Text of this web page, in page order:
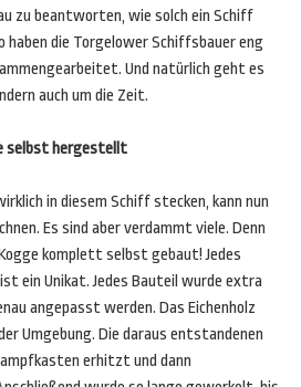
zu beantworten, wie solch ein Schiff
haben die Torgelower Schiffsbauer eng
Und natürlich geht es
auch um die Zeit.
selbst hergestellt
in diesem Schiff stecken, kann nun
Es sind aber verdammt viele. Denn
komplett selbst gebaut! Jedes
ein Unikat. Jedes Bauteil wurde extra
angepasst werden. Das Eichenholz
Umgebung. Die daraus entstandenen
erhitzt und dann